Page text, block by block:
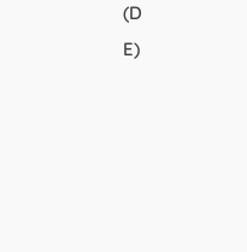
(D
E)